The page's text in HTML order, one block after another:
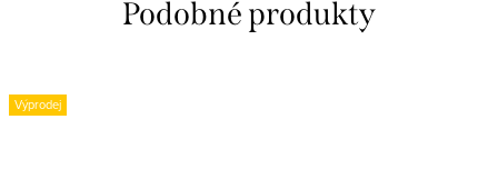
Výprodej